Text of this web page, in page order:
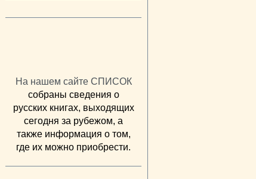
На нашем сайте СПИСОК
собраны сведения о
русских книгах, выходящих
сегодня за рубежом, а
также информация о том,
где их можно приобрести.